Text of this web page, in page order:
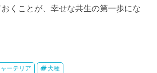
くことが、幸せな共生の第一歩にな
ーテリア 犬種